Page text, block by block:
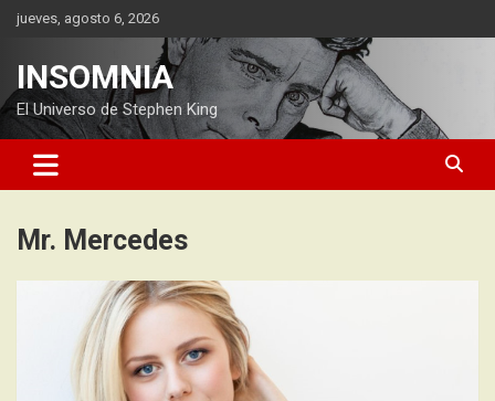
Saltarjueves, agosto 6, 2026
INSOMNIA
El Universo de Stephen King
Mr. Mercedes